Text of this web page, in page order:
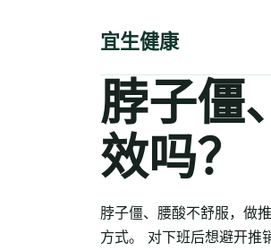
宜生健康
脖子僵
效吗？
脖子僵、腰酸不舒服，做
方式。 对下班后想避开推